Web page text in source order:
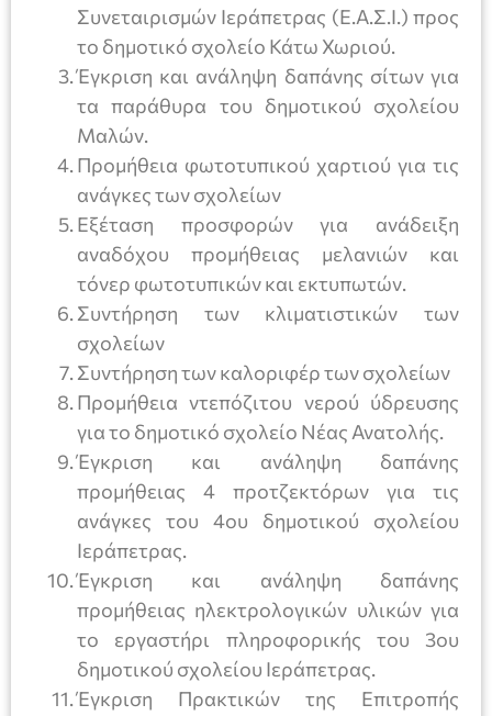
Συνεταιρισμών Ιεράπετρας (Ε.Α.Σ.Ι.) προς
το δημοτικό σχολείο Κάτω Χωριού.
Έγκριση και ανάληψη δαπάνης σίτων για
τα παράθυρα του δημοτικού σχολείου
Μαλών.
Προμήθεια φωτοτυπικού χαρτιού για τις
ανάγκες των σχολείων
Εξέταση προσφορών για ανάδειξη
αναδόχου προμήθειας μελανιών και
τόνερ φωτοτυπικών και εκτυπωτών.
Συντήρηση των κλιματιστικών των
σχολείων
Συντήρηση των καλοριφέρ των σχολείων
Προμήθεια ντεπόζιτου νερού ύδρευσης
για το δημοτικό σχολείο Νέας Ανατολής.
Έγκριση και ανάληψη δαπάνης
προμήθειας 4 προτζεκτόρων για τις
ανάγκες του 4ου δημοτικού σχολείου
Ιεράπετρας.
Έγκριση και ανάληψη δαπάνης
προμήθειας ηλεκτρολογικών υλικών για
το εργαστήρι πληροφορικής του 3ου
δημοτικού σχολείου Ιεράπετρας.
Έγκριση Πρακτικών της Επιτροπής